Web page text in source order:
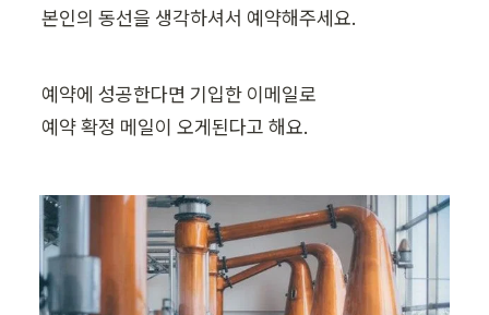
본인의 동선을 생각하셔서 예약해주세요.
예약에 성공한다면 기입한 이메일로
예약 확정 메일이 오게된다고 해요.